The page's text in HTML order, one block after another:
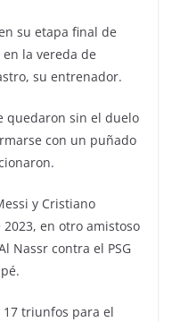
su etapa final de
la vereda de
su entrenador.
quedaron sin el duelo
con un puñado
y Cristiano
en otro amistoso
Nassr contra el PSG
triunfos para el